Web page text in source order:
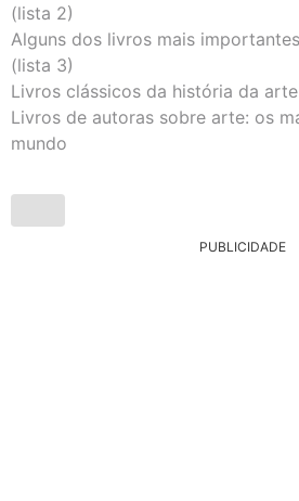
(lista 2)
Alguns dos livros mais
(lista 3)
Livros clássicos da história da arte
Livros de autoras sobre arte: os
mundo
PUBLICIDADE